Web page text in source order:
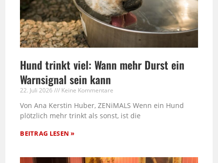
Hund trinkt viel: Wann mehr Durst ein
Warnsignal sein kann
22. Juli 2026 Keine Kommentare
Von Ana Kerstin Huber, ZENiMALS Wenn ein Hund
plötzlich mehr trinkt als sonst, ist die
BEITRAG LESEN »